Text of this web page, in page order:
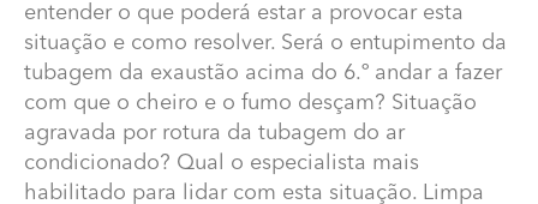
ar condicionado? Qual o especialista mais habilitado
para lidar com esta situação. Limpa chaminés? Técnico
especialista em sistemas de exaustão?
entender o que poderá estar a provocar esta
situação e como resolver. Será o entupimento da
tubagem da exaustão acima do 6.º andar a fazer
com que o cheiro e o fumo desçam? Situação
agravada por rotura da tubagem do ar
condicionado? Qual o especialista mais
habilitado para lidar com esta situação. Limpa